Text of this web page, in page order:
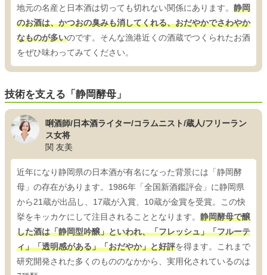
地元の名産と日本酒は切っても切れない関係にあります。 静岡
のお酒は、かつおの臭みも消してくれる、おだやかでさわやか
なものが多いのです。そんな漁港近くの酒蔵でつくられたお酒
をぜひ味わってみてください。
技術を支える「静岡酵母」
唎酒師/日本酒ライター/コラムニスト/蔵人/フリーラン
ス女将
関 友美
近年になり静岡県の日本酒が有名になった背景には「静岡酵
母」の存在があります。1986年「全国新酒鑑評会」に静岡県
から21蔵が出品し、17蔵が入賞、10蔵が金賞を受賞。この快
挙をキッカケにして注目されることとなります。 静岡酵母で醸
した酒は「静岡型吟醸」といわれ、「フレッシュ」「フルーテ
ィ」「透明感がある」「おだやか」と好評を得ます。これまで
研究開発された多くのもののなかから、実用化されているのは